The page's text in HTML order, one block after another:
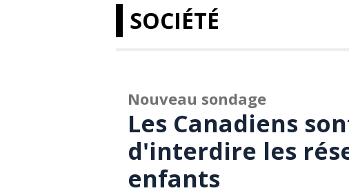
SOCIÉTÉ
Nouveau sondage
Les Canadiens
d'interdire les
enfants